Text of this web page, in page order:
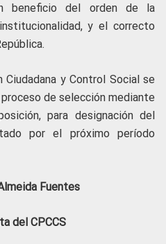
beneficio del orden de la
y el correcto
y Control Social se
de selección mediante
para designación del
por el próximo período
Fuentes
del CPCCS